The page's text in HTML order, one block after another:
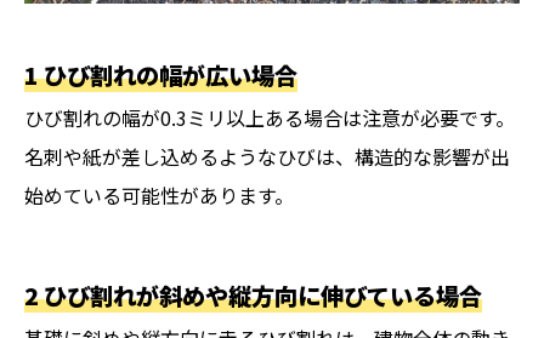
1 ひび割れの幅が広い場合
ひび割れの幅が0.3ミリ以上ある場合は注意が必要です。
名刺や紙が差し込めるようなひびは、構造的な影響が出
始めている可能性があります。
2 ひび割れが斜めや縦方向に伸びている場合